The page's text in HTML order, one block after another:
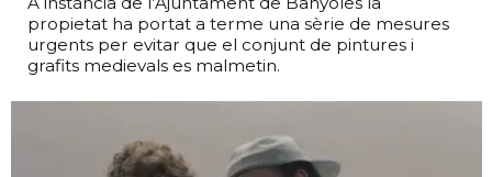
propietat ha portat a terme una sèrie de mesures
urgents per evitar que el conjunt de pintures i
grafits medievals es malmetin.